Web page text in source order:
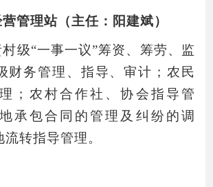
管理站（主任：阳建斌）
级“一事一议”筹资、筹劳、监
财务管理、指导、审计；农民
；农村合作社、协会指导管
承包合同的管理及纠纷的调
转指导管理。